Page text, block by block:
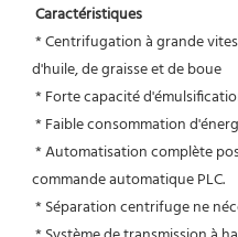
Caractéristiques
d'huile, de graisse et de boue
* Forte capacité
* Faible consommation
commande automatique PLC.
* Séparation centrifuge ne